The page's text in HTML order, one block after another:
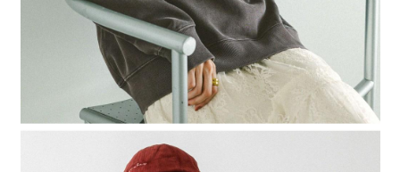
３．未成年的使用者請事先徵得法定代理人或監護人之同意方可使用
「AFTEE先享後付」，若未經同意申辦者引起之損失，本公司不負相關責
４．使用「AFTEE先享後付」時，將依據個別帳號之用戶狀況，依本公司即
時審查核予不同之上限額度；若仍有額度不足之情形，本公司將視審查結果
請求用戶進行身份認證。
５．嚴禁一人註冊多個帳號或使用他人資訊註冊。若發現惡意使用之情形，
恩沛科技股份有限公司將有權停止該用戶之使用額度並採取法律行動。